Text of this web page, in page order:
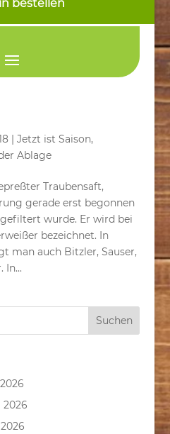
bestellen
| Jetzt ist Saison,
Ablage
Traubensaft,
gerade erst begonnen
wurde. Er wird bei
bezeichnet. In
man auch Bitzler, Sauser,
In...
2026